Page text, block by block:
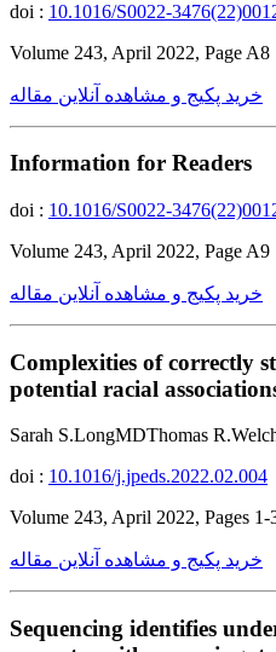
doi : 10.1016/S0022-
Volume 243, April 2022, Page A8
خرید پکیج و مشاهده آنلاین مقاله
Information for Readers
doi : 10.1016/S0022-
Volume 243, April 2022, Page A9
خرید پکیج و مشاهده آنلاین مقاله
Complexities of correctly
potential racial
Sarah S.LongMDThomas
doi : 10.1016/j.jpeds.2022.02.004
Volume 243, April 2022, Pages 1-
خرید پکیج و مشاهده آنلاین مقاله
Sequencing identifies